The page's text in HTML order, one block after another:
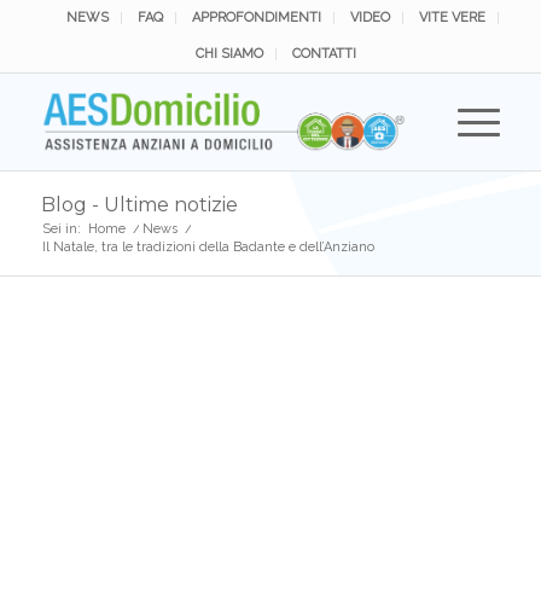
NEWS FAQ APPROFONDIMENTI VIDEO VITE VERE
CHI SIAMO CONTATTI
Blog - Ultime notizie
Sei in: Home / News /
Il Natale, tra le tradizioni della Badante e dell’Anziano